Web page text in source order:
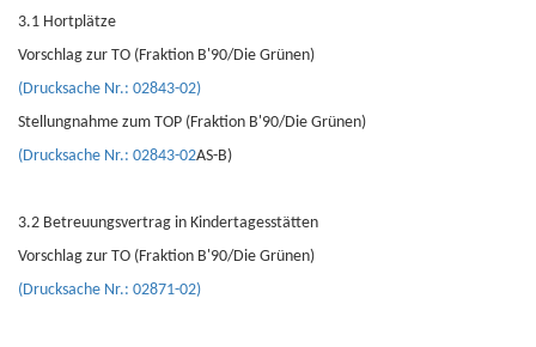
3.1 Hortplätze
Vorschlag zur TO (Fraktion B'90/Die Grünen)
(Drucksache Nr.: 02843-02)
Stellungnahme zum TOP (Fraktion B'90/Die Grünen)
(Drucksache Nr.: 02843-02AS-B)
3.2 Betreuungsvertrag in Kindertagesstätten
Vorschlag zur TO (Fraktion B'90/Die Grünen)
(Drucksache Nr.: 02871-02)